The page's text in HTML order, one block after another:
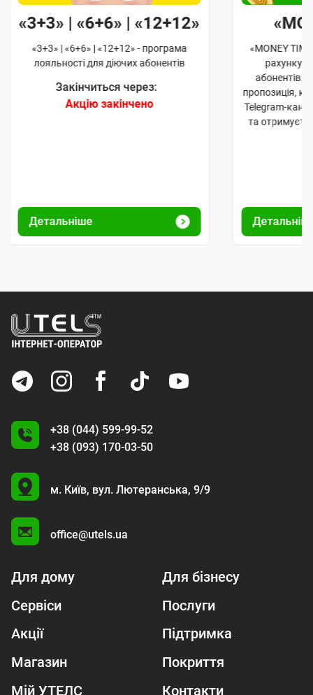
«3+3» | «6+6» | «12+12»
«3+3» | «6+6» | «12+12» - програма
лояльності для діючих абонентів
Закінчиться через:
Акцію закінчено
Детальніше
«MONEY
рахунку
абонентів.
пропозиція,
Telegram-
та
+38 (044) 599-99-52
+38 (093) 170-03-50
U
м. Київ, вул. Лютеранська, 9/9
office@utels.ua
Для дому
Для бізнесу
Сервіси
Послуги
Акції
Підтримка
Магазин
Покриття
Мій УТЕЛС
Контакти